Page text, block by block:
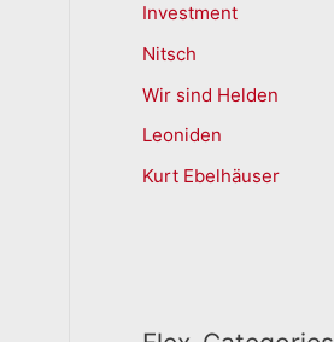
Investment
Nitsch
Wir sind Helden
Leoniden
Kurt Ebelhäuser